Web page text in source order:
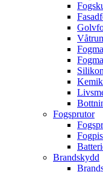
Fogsprutor
Brandskydd